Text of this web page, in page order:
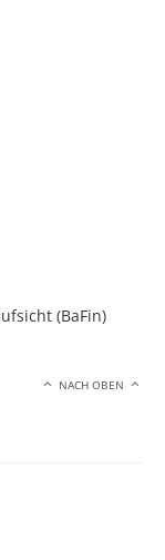
(BaFin)
NACH OBEN